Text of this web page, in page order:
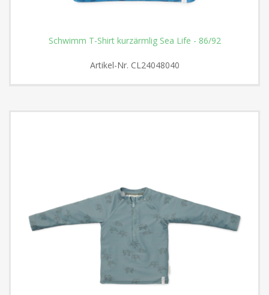
Schwimm T-Shirt kurzärmlig Sea Life - 86/92
Artikel-Nr. CL24048040